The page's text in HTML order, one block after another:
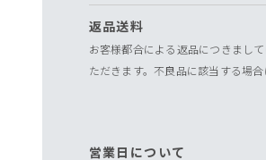
返品送料
お客様都合による返品につきまし
ただきます。不良品に該当する場
営業日について